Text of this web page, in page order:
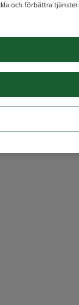
och förbättra tjänster.